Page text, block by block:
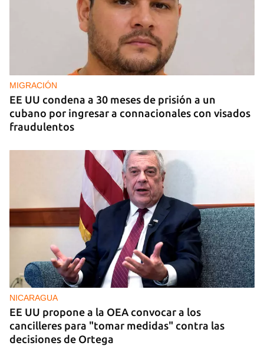
EE UU duplica sus ventas de combustible al
sector privado cubano
MIGRACIÓN
EE UU condena a 30 meses de prisión a un
cubano por ingresar a connacionales con visados
fraudulentos
NICARAGUA
EE UU propone a la OEA convocar a los
cancilleres para "tomar medidas" contra las
decisiones de Ortega